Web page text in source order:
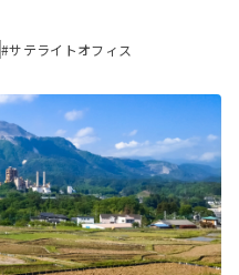
#サテライトオフィス